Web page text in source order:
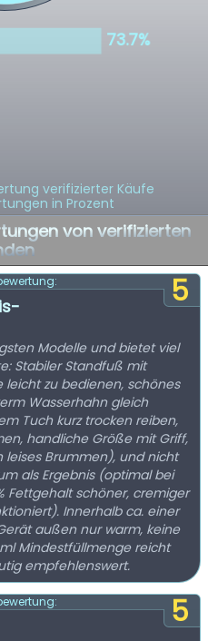
verifizierter Käufe
in Prozent
von verifizierten
5
Modelle und bietet viel
Stabiler Standfuß mit
zu bedienen, schönes
Wasserhahn gleich
Tuch kurz trocken reiben,
handliche Größe mit Griff,
leises Brummen), und nicht
als Ergebnis (optimal bei
Fettgehalt schöner, cremiger
Innerhalb ca. einer
außen nur warm, keine
Mindestfüllmenge reicht
empfehlenswert.
5